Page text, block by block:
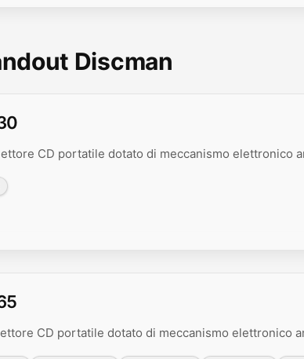
Discman
CD portatile dotato di meccanismo elettronico
CD portatile dotato di meccanismo elettronico